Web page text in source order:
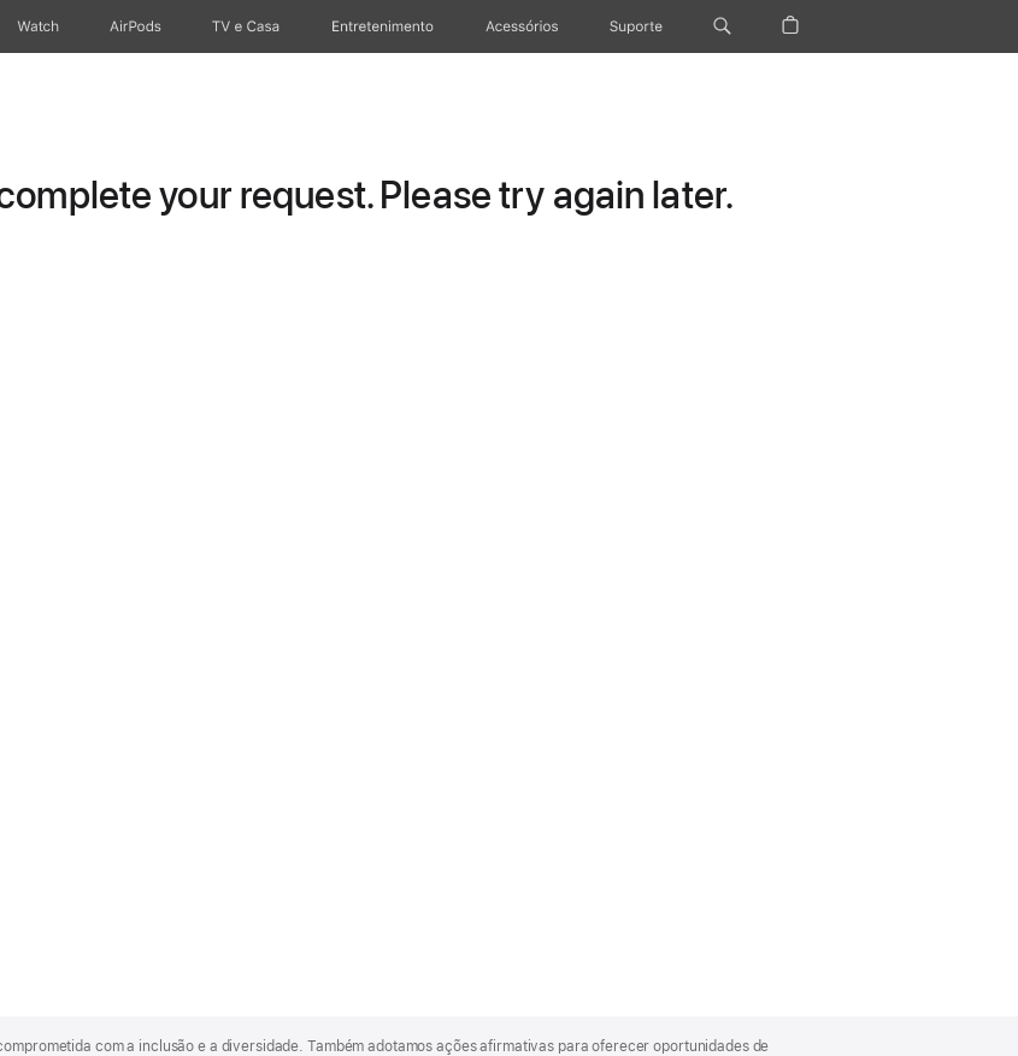
Apple Watch AirPods TV e Casa Entretenimento Acessórios Suporte
your request. Please try again later.
com a inclusão e a diversidade. Também adotamos ações afirmativas para oferecer oportunidades de